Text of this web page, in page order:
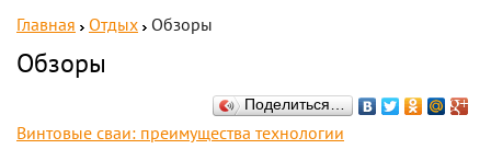
Главная Отдых Обзоры
Обзоры
Поделиться…
Винтовые сваи: преимущества технологии